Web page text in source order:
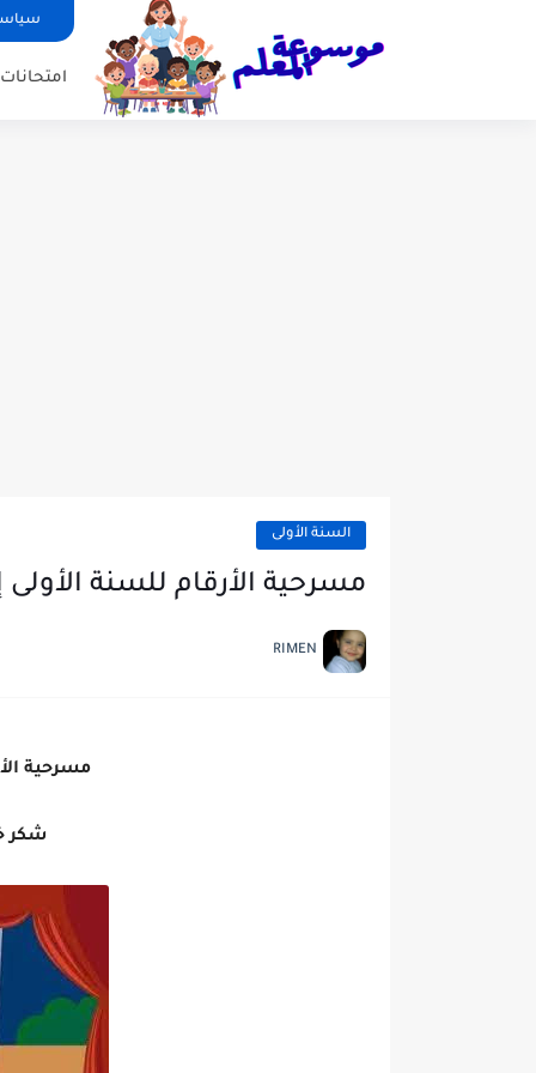
امتحانات
السنة الأولى
مسرحية الأرقام للسنة الأولى
RIMEN
مسرحية
شكر